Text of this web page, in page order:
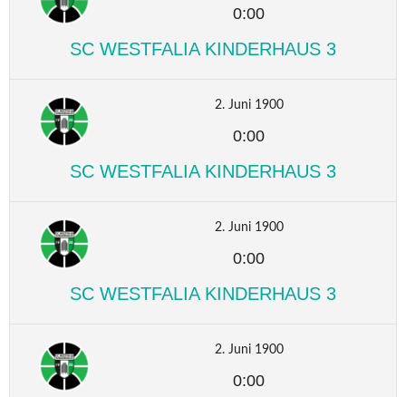
0:00
SC WESTFALIA KINDERHAUS 3
2. Juni 1900
0:00
SC WESTFALIA KINDERHAUS 3
2. Juni 1900
0:00
SC WESTFALIA KINDERHAUS 3
2. Juni 1900
0:00